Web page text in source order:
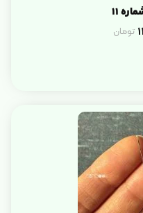
11
تومان